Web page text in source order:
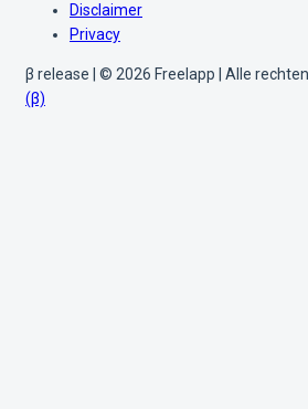
Disclaimer
Privacy
β release | © 2026 Freelapp | Alle
(β)